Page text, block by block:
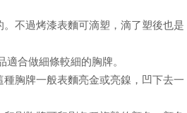
不過烤漆表麵可滴塑，滴了塑後也是
合做細條較細的胸牌。
胸牌一般表麵亮金或亮鎳，凹下去一